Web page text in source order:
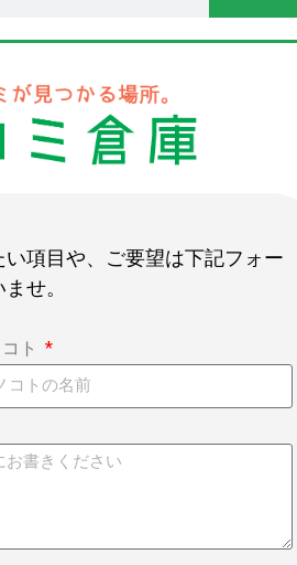
項目や、ご要望は下記フォー
せ。
ト